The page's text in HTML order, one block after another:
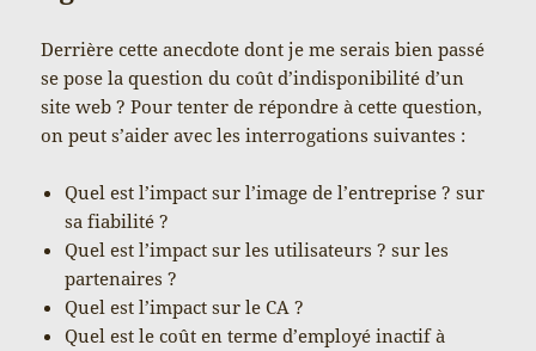
Derrière cette anecdote dont je me serais bien passé
se pose la question du coût d’indisponibilité d’un
site web ? Pour tenter de répondre à cette question,
on peut s’aider avec les interrogations suivantes :
Quel est l’impact sur l’image de l’entreprise ? sur
sa fiabilité ?
Quel est l’impact sur les utilisateurs ? sur les
partenaires ?
Quel est l’impact sur le CA ?
Quel est le coût en terme d’employé inactif à